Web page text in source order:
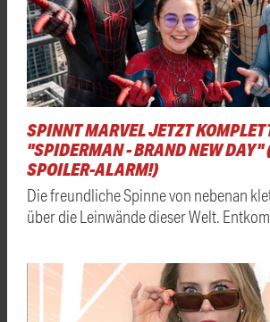
SPINNT MARVEL JETZT
"SPIDERMAN - BRAND NEW DAY"
SPOILER-ALARM!)
Die freundliche Spinne von nebenan
über die Leinwände dieser Welt.